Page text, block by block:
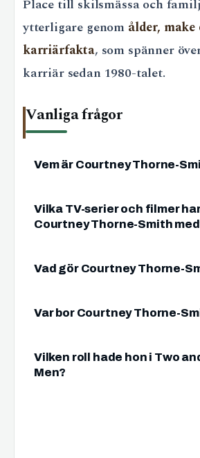
Place till skilsmässa och
ytterligare genom ålder, make
karriärfakta, som spänner
karriär sedan 1980-talet.
Vanliga frågor
Vem är Courtney Thorne-
Vilka TV-serier och filmer
Courtney Thorne-Smith
Vad gör Courtney Thorne-
Var bor Courtney Thorne-
Vilken roll hade hon i Two
Men?